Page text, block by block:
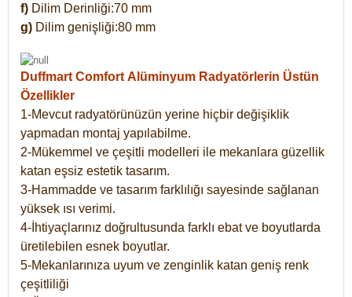
f) Dilim Derinliği:70 mm
g) Dilim genişliği:80 mm
Duffmart Comfort Alüminyum Radyatörlerin Üstün
Özellikler
1-Mevcut radyatörünüzün yerine hiçbir değişiklik
yapmadan montaj yapılabilme.
2-Mükemmel ve çeşitli modelleri ile mekanlara güzellik
katan eşsiz estetik tasarım.
3-Hammadde ve tasarım farklılığı sayesinde sağlanan
yüksek ısı verimi.
4-İhtiyaçlarınız doğrultusunda farklı ebat ve boyutlarda
üretilebilen esnek boyutlar.
5-Mekanlarınıza uyum ve zenginlik katan geniş renk
çeşitliliği